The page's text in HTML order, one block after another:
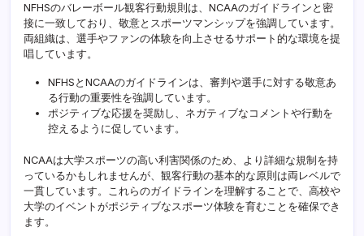
NFHSのバレーボール観客行動規則は、NCAAのガイドラインと密
接に一致しており、敬意とスポーツマンシップを強調しています。
両組織は、選手やファンの体験を向上させるサポート的な環境を提
唱しています。
NFHSとNCAAのガイドラインは、審判や選手に対する敬意あ
る行動の重要性を強調しています。
ポジティブな応援を奨励し、ネガティブなコメントや行動を
控えるように促しています。
NCAAは大学スポーツの高い利害関係のため、より詳細な規制を持
っているかもしれませんが、観客行動の基本的な原則は両レベルで
一貫しています。これらのガイドラインを理解することで、高校や
大学のイベントがポジティブなスポーツ体験を育むことを確保でき
ます。